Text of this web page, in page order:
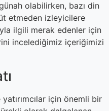
olabilirken, bazı din
etmeden izleyicilere
ilgili merak edenler için
incelediğimiz içeriğimizi
için önemli bir